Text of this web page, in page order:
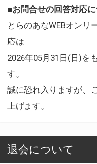
■お問合せの回答対応
とらのあなWEBオンリ
応は
2026年05月31日(日)を
す。
誠に恐れ入りますが、
上げます。
退会について